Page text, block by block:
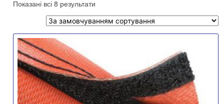
Показані всі 8 результати